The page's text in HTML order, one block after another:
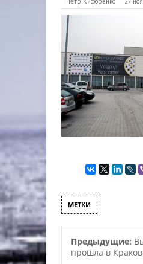
МЕТКИ
Предыдущие:
прошла в